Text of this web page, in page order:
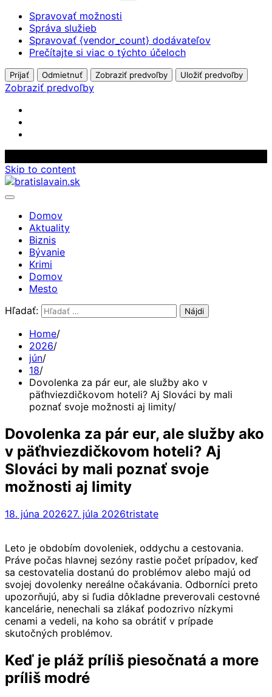
Spravovať možnosti
Správa služieb
Spravovať {vendor_count} dodávateľov
Prečítajte si viac o týchto účeloch
Prijať Odmietnuť Zobraziť predvoľby Uložiť predvoľby
Zobraziť predvoľby
Skip to content
Domov
Aktuality
Biznis
Bývanie
Krimi
Domov
Mesto
Hľadať:
Home
2026
jún
18
Dovolenka za pár eur, ale služby ako v
päťhviezdičkovom hoteli? Aj Slováci by mali
poznať svoje možnosti aj limity
Dovolenka za pár eur, ale služby ako
v päťhviezdičkovom hoteli? Aj
Slováci by mali poznať svoje
možnosti aj limity
18. júna 202627. júla 2026tristate
Leto je obdobím dovoleniek, oddychu a cestovania.
Práve počas hlavnej sezóny rastie počet prípadov, keď
sa cestovatelia dostanú do problémov alebo majú od
svojej dovolenky nereálne očakávania. Odborníci preto
upozorňujú, aby si ľudia dôkladne preverovali cestovné
kancelárie, nenechali sa zlákať podozrivo nízkymi
cenami a vedeli, na koho sa obrátiť v prípade
skutočných problémov.
Keď je pláž príliš piesočnatá a more
príliš modré